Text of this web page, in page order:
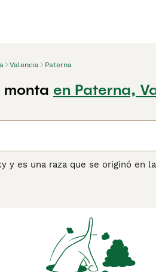
Valencia Paterna
monta en Paterna,
y es una raza que se originó en
familiarizadas con la raza y
perros de trabajo, no
a la raza de la extinción.
Eskimopara obtener